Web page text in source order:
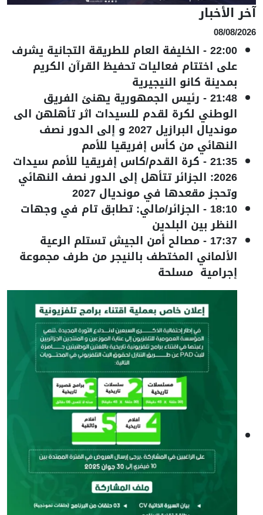
آخر الأخبار
08/08/2026
22:00
- الخليفة العام للطريقة التجانية يشرف
على اختتام فعاليات تحفيظ القرآن الكريم
بمدينة كانو النيجيرية
21:48
- رئيس الجمهورية يهنئ الفريق
الوطني لكرة لقدم للسيدات اثر تأهلهن الى
مونديال البرازيل 2027 و إلى الدور نصف
النهائي من كأس إفريقيا للأمم
21:35
-كرة القدم/كاس إفريقيا للأمم سيدات
2026: الجزائر تتأهل إلى الدور نصف النهائي
وتحجز مقعدها في مونديال 2027
18:10
- الجزائر/مالي: تطابق تام في وجهات
النظر بين البلدين
17:37
-مصالح أمن الجيش تستلم الرعية
الألماني المختطف بالنيجر من طرف مجموعة
إجرامية مسلحة